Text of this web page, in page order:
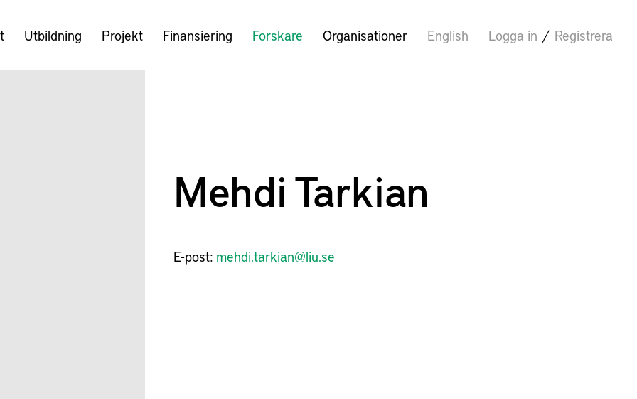
Utbildning Projekt Finansiering Forskare Organisationer English Logga in / Registrera
Mehdi Tarkian
E-post: mehdi.tarkian@liu.se